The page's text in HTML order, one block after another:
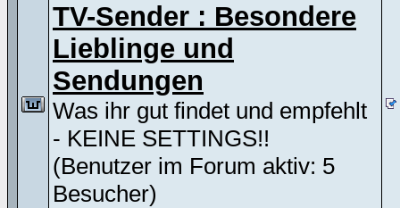
TV-Sender : Besondere
Lieblinge und
Sendungen
Was ihr gut findet und empfehlt
- KEINE SETTINGS!!
(Benutzer im Forum aktiv: 5
Besucher)